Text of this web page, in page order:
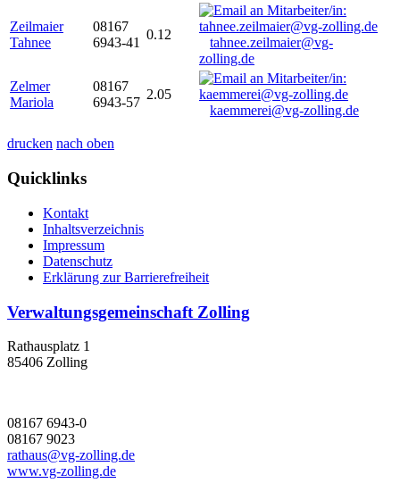
Zeilmaier
Tahnee
08167
6943-41
0.12
tahnee.zeilmaier@vg-
zolling.de
Zelmer
Mariola
08167
6943-57
2.05
kaemmerei@vg-zolling.de
drucken nach oben
Quicklinks
Kontakt
Inhaltsverzeichnis
Impressum
Datenschutz
Erklärung zur Barrierefreiheit
Verwaltungsgemeinschaft Zolling
Rathausplatz 1
85406 Zolling
08167 6943-0
08167 9023
rathaus@vg-zolling.de
www.vg-zolling.de